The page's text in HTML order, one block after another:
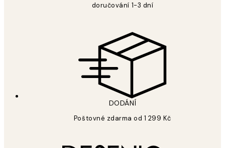
doručování 1-3 dní
DODÁNÍ
Poštovné zdarma od 1 299 Kč